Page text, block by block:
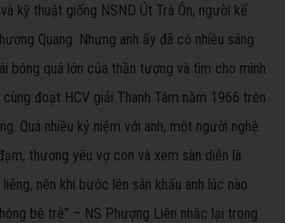
kỹ thuật giống NSND Út Trà Ôn, người kế
Quang. Nhưng anh ấy đã có nhiều sáng
bóng quá lớn của thần tượng và tìm cho mình
đoạt HCV giải Thanh Tâm năm 1966 trên
Quá nhiều kỷ niệm với anh, một người nghệ
thương yêu vợ con và xem sàn diễn là
nên khi bước lên sân khấu anh lúc nào
bê trễ" – NS Phượng Liên nhắc lại trong